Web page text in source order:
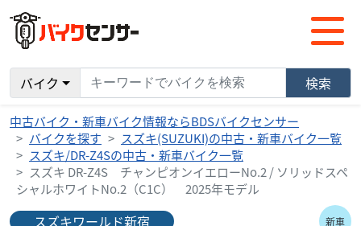
バイク 検索
中古バイク・新車バイク情報ならBDSバイクセンサー
バイクを探す
スズキ(SUZUKI)の中古・新車バイク一覧
スズキ/DR-Z4Sの中古・新車バイク一覧
スズキ DR-Z4S チャンピオンイエローNo.2 / ソリッドスペ
シャルホワイトNo.2（C1C） 2025年モデル
スズキワールド新宿 新車